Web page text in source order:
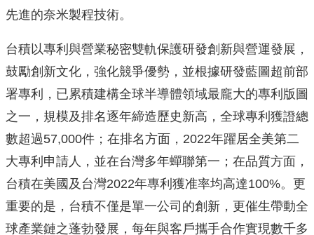
先進的奈米製程技術。
台積以專利與營業秘密雙軌保護研發創新與營運發展，
鼓勵創新文化，強化競爭優勢，並根據研發藍圖超前部
署專利，已累積建構全球半導體領域最龐大的專利版圖
之一，規模及排名逐年締造歷史新高，全球專利獲證總
數超過57,000件；在排名方面，2022年躍居全美第二
大專利申請人，並在台灣多年蟬聯第一；在品質方面，
台積在美國及台灣2022年專利獲准率均高達100%。更
重要的是，台積不僅是單一公司的創新，更催生帶動全
球產業鏈之蓬勃發展，每年與客戶攜手合作實現數千多